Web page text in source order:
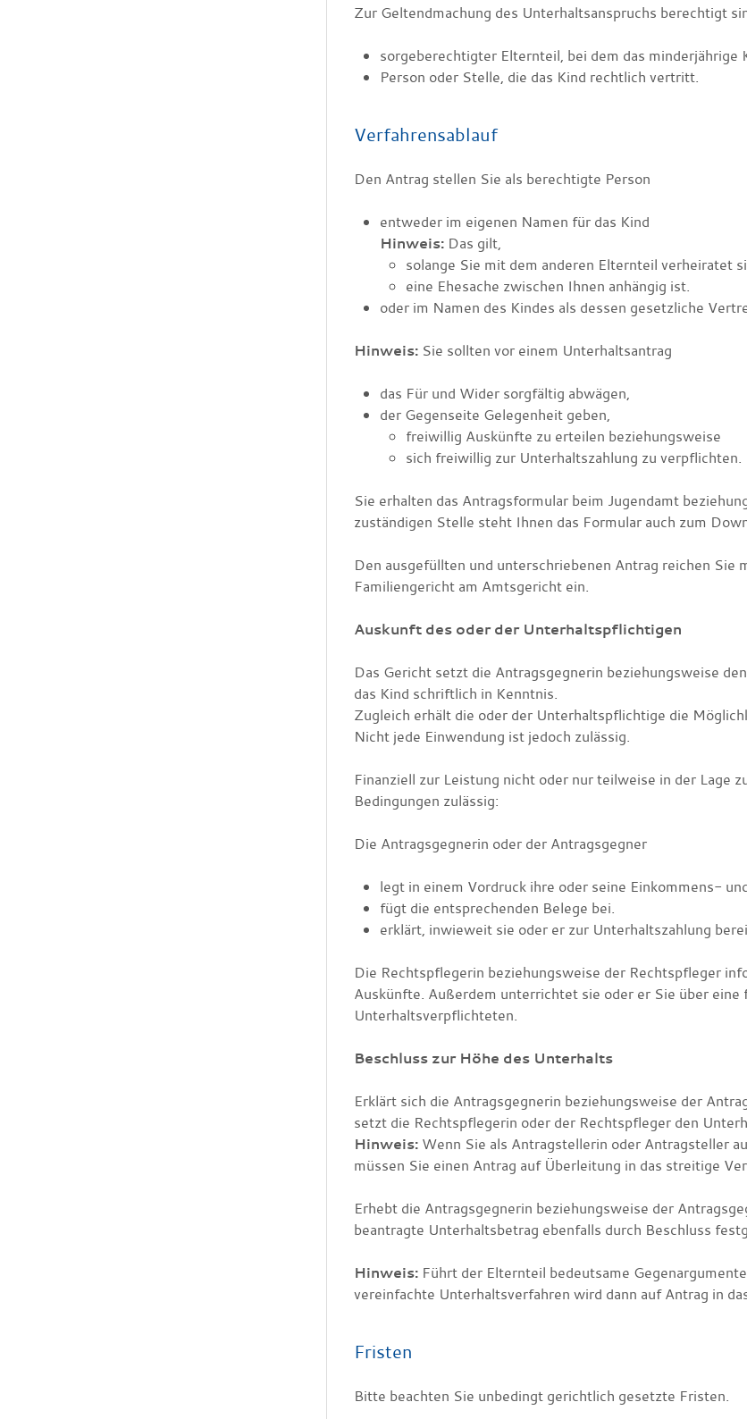
Zur Geltendmachung des Unterhaltsanspruchs berechtigt
sorgeberechtigter Elternteil, bei dem das minderjährige
Person oder Stelle, die das Kind rechtlich vertritt.
Verfahrensablauf
Den Antrag stellen Sie als berechtigte Person
entweder im eigenen Namen für das Kind
Hinweis: Das gilt,
solange Sie mit dem anderen Elternteil verheiratet
eine Ehesache zwischen Ihnen anhängig ist.
oder im Namen des Kindes als dessen gesetzliche
Hinweis: Sie sollten vor einem Unterhaltsantrag
das Für und Wider sorgfältig abwägen,
der Gegenseite Gelegenheit geben,
freiwillig Auskünfte zu erteilen beziehungsweise
sich freiwillig zur Unterhaltszahlung zu verpflichten.
Sie erhalten das Antragsformular beim Jugendamt
zuständigen Stelle steht Ihnen das Formular auch zum
Den ausgefüllten und unterschriebenen Antrag reichen
Familiengericht am Amtsgericht ein.
Auskunft des oder der Unterhaltspflichtigen
Das Gericht setzt die Antragsgegnerin beziehungsweise
das Kind schriftlich in Kenntnis.
Zugleich erhält die oder der Unterhaltspflichtige die
Nicht jede Einwendung ist jedoch zulässig.
Finanziell zur Leistung nicht oder nur teilweise in der Lage
Bedingungen zulässig:
Die Antragsgegnerin oder der Antragsgegner
legt in einem Vordruck ihre oder seine Einkommens-
fügt die entsprechenden Belege bei.
erklärt, inwieweit sie oder er zur Unterhaltszahlung
Die Rechtspflegerin beziehungsweise der Rechtspfleger
Auskünfte. Außerdem unterrichtet sie oder er Sie über
Unterhaltsverpflichteten.
Beschluss zur Höhe des Unterhalts
Erklärt sich die Antragsgegnerin beziehungsweise der
setzt die Rechtspflegerin oder der Rechtspfleger den
Hinweis: Wenn Sie als Antragstellerin oder Antragsteller
müssen Sie einen Antrag auf Überleitung in das streitige
Erhebt die Antragsgegnerin beziehungsweise der
beantragte Unterhaltsbetrag ebenfalls durch Beschluss
Hinweis: Führt der Elternteil bedeutsame
vereinfachte Unterhaltsverfahren wird dann auf Antrag in
Fristen
Bitte beachten Sie unbedingt gerichtlich gesetzte Fristen.